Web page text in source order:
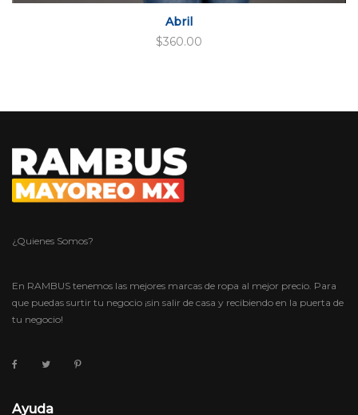
Abril
$360.00
¿Quienes Somos?
En RAMBUS tenemos las mejores marcas de ropa al mejor precio. Para
que puedas surtir tu negocio ¡sin salir de casa y recibiendo en la puerta de
tu negocio!
Ayuda